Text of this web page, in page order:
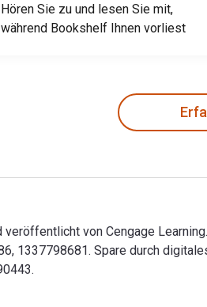
Hören Sie zu und lesen Sie mit,
während Bookshelf Ihnen vorliest
von Cengage
1337798681. Spare durch